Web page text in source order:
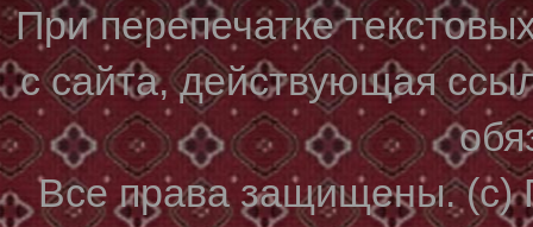
При перепечатке
с сайта, действующая
Все права защищены. (с)